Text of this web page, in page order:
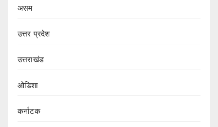
असम
उत्तर प्रदेश
उत्तराखंड
ओडिशा
कर्नाटक